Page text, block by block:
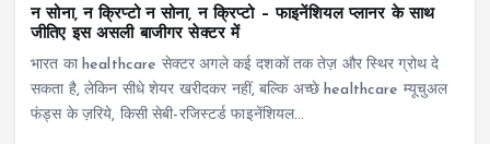
न सोना, न क्रिप्टो न सोना, न क्रिप्टो – फाइनेंशियल प्लानर के साथ
जीतिए इस असली बाजीगर सेक्टर में
भारत का healthcare सेक्टर अगले कई दशकों तक तेज़ और स्थिर ग्रोथ दे
सकता है, लेकिन सीधे शेयर खरीदकर नहीं, बल्कि अच्छे healthcare म्यूचुअल
फंड्स के ज़रिये, किसी सेबी-रजिस्टर्ड फाइनेंशियल…